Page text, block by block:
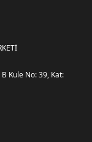
Kule No: 39, Kat: